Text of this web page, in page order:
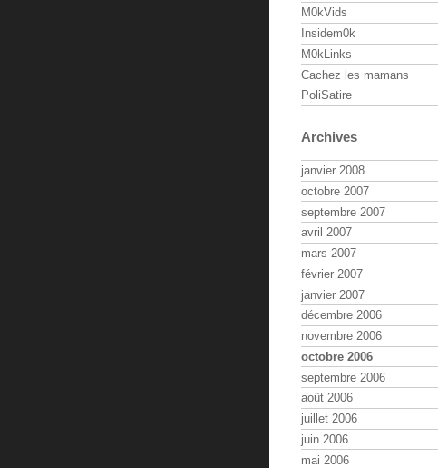
M0kVids
Insidem0k
M0kLinks
Cachez les mamans
PoliSatire
Archives
janvier 2008
octobre 2007
septembre 2007
avril 2007
mars 2007
février 2007
janvier 2007
décembre 2006
novembre 2006
octobre 2006
septembre 2006
août 2006
juillet 2006
juin 2006
mai 2006